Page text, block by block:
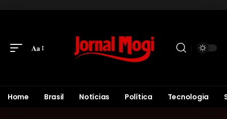
Aa
Home Brasil Notícias Política Tecnologia